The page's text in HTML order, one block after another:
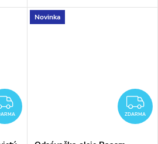
trychtýřemo průměru 580 mm
a 2m vypouštěcí hadicí.
ZDARMA
Novinka
ZDARMA